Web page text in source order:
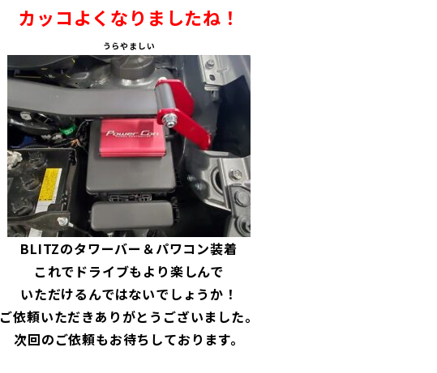
カッコよくなりましたね！
うらやましい
BLITZのタワーバー＆パワコン装着
これでドライブもより楽しんで
いただけるんではないでしょうか！
ご依頼いただきありがとうございました。
次回のご依頼もお待ちしております。